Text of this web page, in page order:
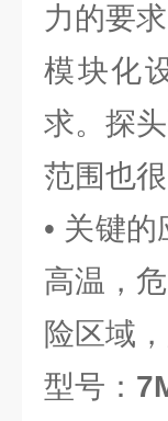
力的要求
模块化
求。探
范围也
• 关键
高温，危
险区域
型号：